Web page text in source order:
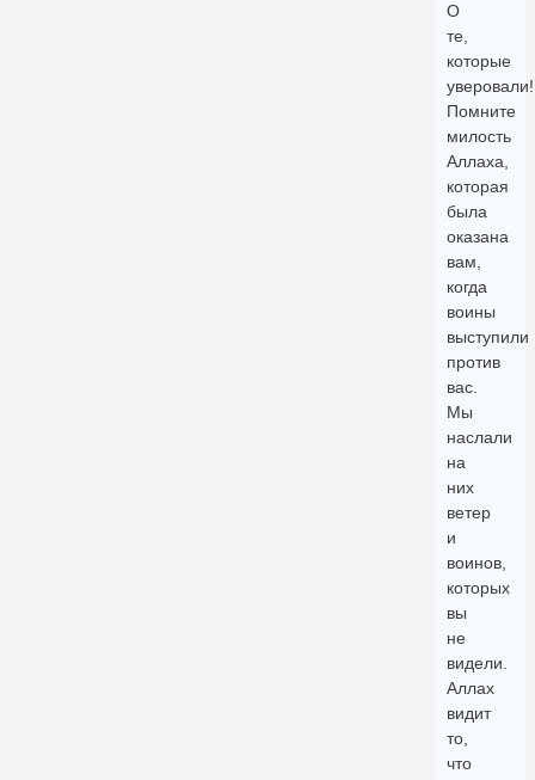
О
те,
которые
уверовали!
Помните
милость
Аллаха,
которая
была
оказана
вам,
когда
воины
выступили
против
вас.
Мы
наслали
на
них
ветер
и
воинов,
которых
вы
не
видели.
Аллах
видит
то,
что